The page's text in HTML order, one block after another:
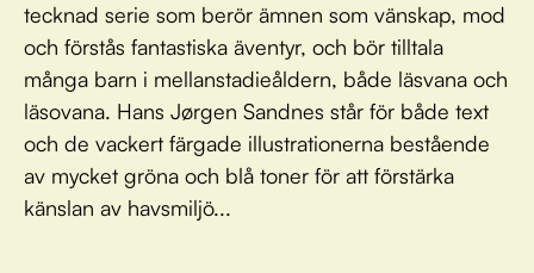
tecknad serie som berör ämnen som vänskap, mod
och förstås fantastiska äventyr, och bör tilltala
många barn i mellanstadieåldern, både läsvana och
läsovana. Hans Jørgen Sandnes står för både text
och de vackert färgade illustrationerna bestående
av mycket gröna och blå toner för att förstärka
känslan av havsmiljö...